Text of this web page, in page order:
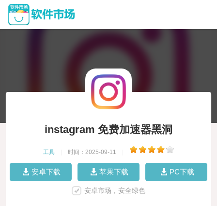
instagram 免费加速器黑洞
工具 时间：2025-09-11
安卓下载 苹果下载 PC下载
安卓市场，安全绿色